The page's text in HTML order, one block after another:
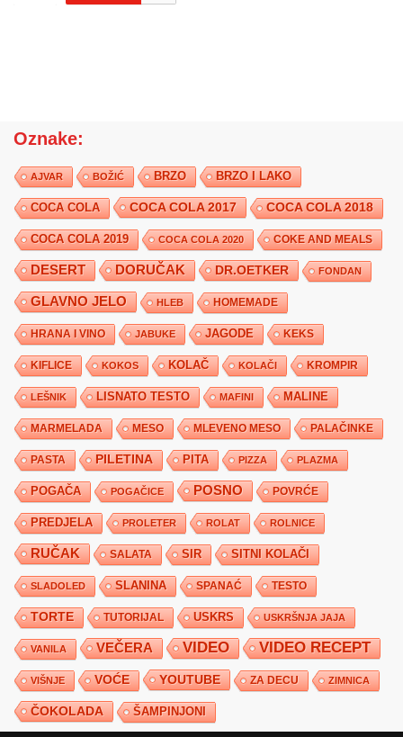
Oznake:
AJVAR BOŽIĆ BRZO BRZO I LAKO
COCA COLA COCA COLA 2017 COCA COLA 2018
COCA COLA 2019 COCA COLA 2020 COKE AND MEALS
DESERT DORUČAK DR.OETKER FONDAN
GLAVNO JELO HLEB HOMEMADE
HRANA I VINO JABUKE JAGODE KEKS
KIFLICE KOKOS KOLAČ KOLAČI KROMPIR
LEŠNIK LISNATO TESTO MAFINI MALINE
MARMELADA MESO MLEVENO MESO PALAČINKE
PASTA PILETINA PITA PIZZA PLAZMA
POGAČA POGAČICE POSNO POVRĆE
PREDJELA PROLETER ROLAT ROLNICE
RUČAK SALATA SIR SITNI KOLAČI
SLADOLED SLANINA SPANAĆ TESTO
TORTE TUTORIJAL USKRS USKRŠNJA JAJA
VANILA VEČERA VIDEO VIDEO RECEPT
VIŠNJE VOĆE YOUTUBE ZA DECU ZIMNICA
ČOKOLADA ŠAMPINJONI